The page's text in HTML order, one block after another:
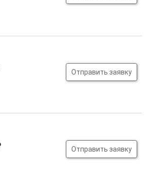
Отправить заявку
Отправить заявку